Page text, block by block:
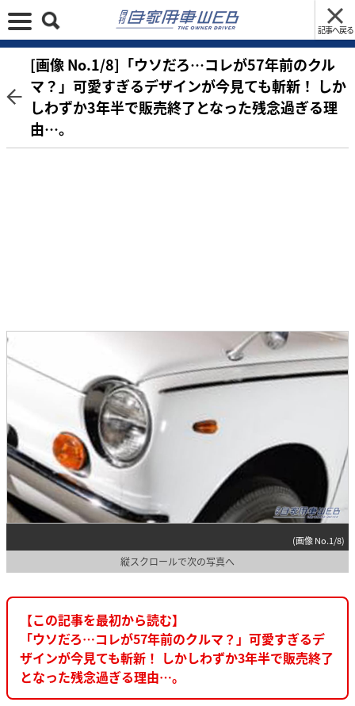
記事へ戻る
[画像 No.1/8]「ウソだろ…コレが57年前のクル
マ？」可愛すぎるデザインが今見ても斬新！ しか
しわずか3年半で販売終了となった残念過ぎる理
由…。
(画像 No.1/8)
縦スクロールで次の写真へ
【この記事を最初から読む】
「ウソだろ…コレが57年前のクルマ？」可愛すぎるデ
ザインが今見ても斬新！ しかしわずか3年半で販売終了
となった残念過ぎる理由…。